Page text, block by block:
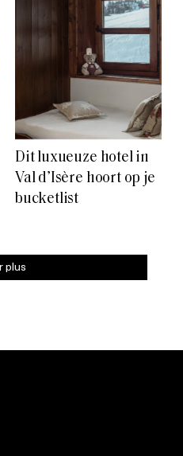
Dit luxueuze hotel in
Val d’Isère hoort op je
bucketlist
plus